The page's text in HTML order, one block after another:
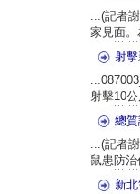
...(記者
家見面
射
射擊10
總
...(記者
鼠患防
新